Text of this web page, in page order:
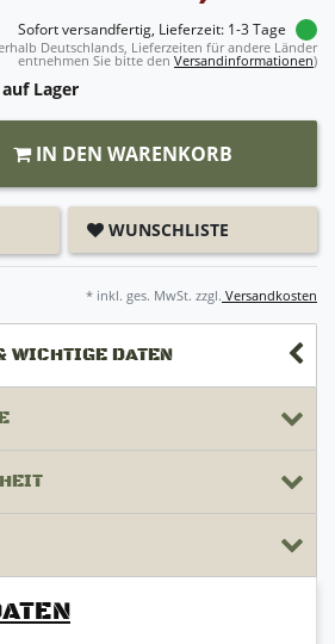
Sofort versandfertig, Lieferzeit: 1-3 Tage
Deutschlands, Lieferzeiten für andere Länder
entnehmen Sie bitte den Versandinformationen)
Lager
IN DEN WARENKORB
WUNSCHLISTE
* inkl. ges. MwSt. zzgl. Versandkosten
WICHTIGE DATEN